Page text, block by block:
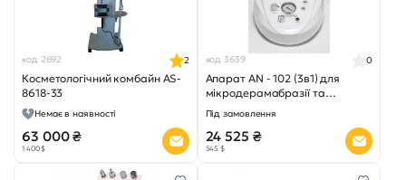
код 2692
Косметологічний комбайн AS-
8618-33
2
Немає в наявності
63 000 ₴
1 400 $
код 3639
Апарат AN - 102 (3в1) для
мікродерамабразії та
омолодження шкіри обличчя
0
Під замовлення
24 525 ₴
545 $